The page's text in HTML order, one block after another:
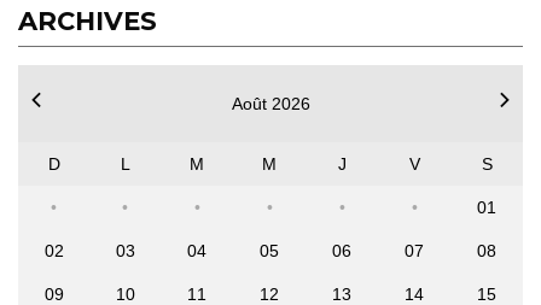
ARCHIVES
Août 2026
D L M M J V S
01
02 03 04 05 06 07 08
09 10 11 12 13 14 15